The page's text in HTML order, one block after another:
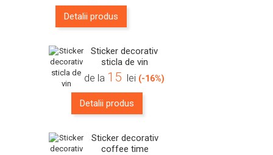
Detalii produs
Sticker decorativ
sticla de vin
de la 15 lei (-16%)
Detalii produs
Sticker decorativ
coffee time